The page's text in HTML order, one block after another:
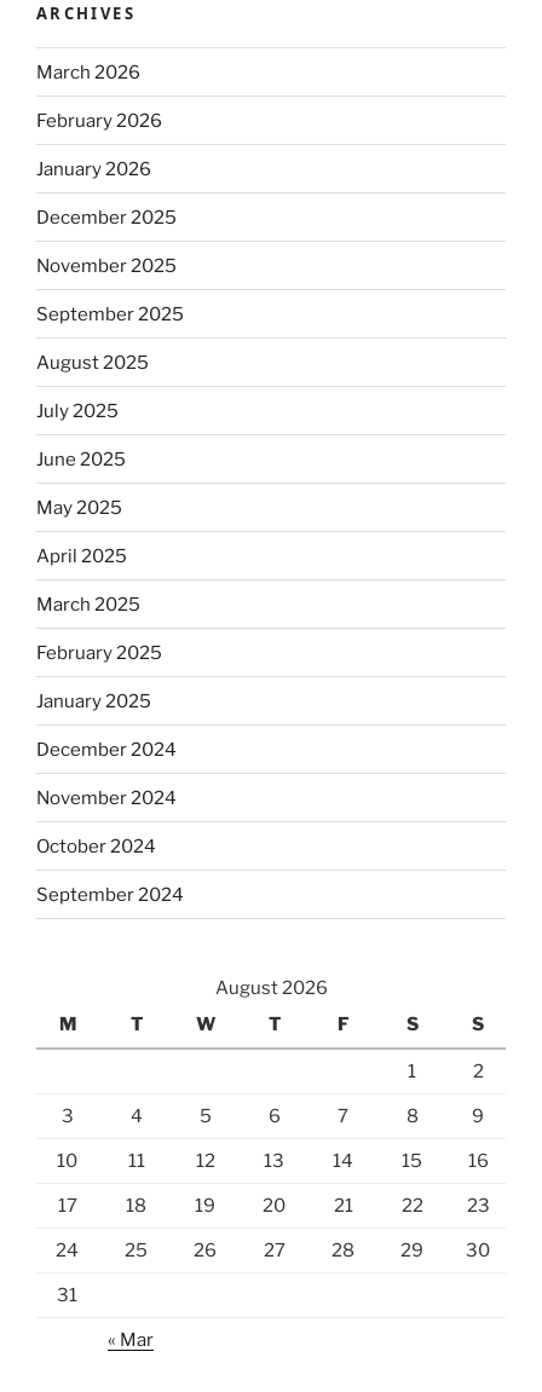
ARCHIVES
March 2026
February 2026
January 2026
December 2025
November 2025
September 2025
August 2025
July 2025
June 2025
May 2025
April 2025
March 2025
February 2025
January 2025
December 2024
November 2024
October 2024
September 2024
August 2026
M
T W T F S S
1 2
3 4 5 6 7 8 9
10 11 12 13 14 15 16
17 18 19 20 21 22 23
24 25 26 27 28 29 30
31
« Mar